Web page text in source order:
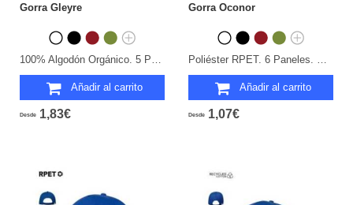
Gorra Gleyre
Añadir al carrito
Desde 1,83€
Gorra Oconor
Añadir al carrito
Desde 1,07€